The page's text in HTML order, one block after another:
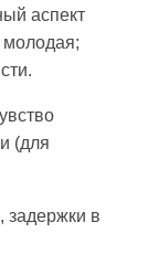
аспект
(для
задержки в